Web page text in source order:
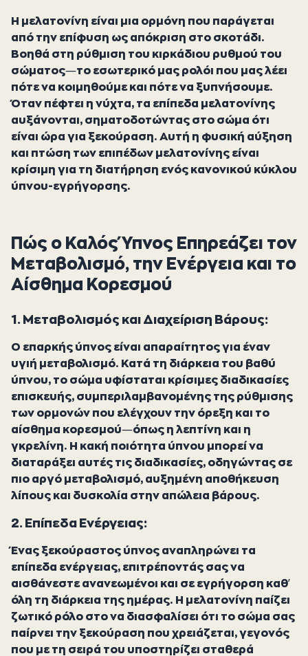
Η μελατονίνη είναι μια ορμόνη που παράγεται
από την επίφυση ως απόκριση στο σκοτάδι.
Βοηθά στη ρύθμιση του κιρκάδιου ρυθμού του
σώματος—το εσωτερικό μας ρολόι που μας λέει
πότε να κοιμηθούμε και πότε να ξυπνήσουμε.
Όταν πέφτει η νύχτα, τα επίπεδα μελατονίνης
αυξάνονται, σηματοδοτώντας στο σώμα ότι
είναι ώρα για ξεκούραση. Αυτή η φυσική αύξηση
και πτώση των επιπέδων μελατονίνης είναι
κρίσιμη για τη διατήρηση ενός κανονικού κύκλου
ύπνου-εγρήγορσης.
Πώς ο Καλός Ύπνος Επηρεάζει τον
Μεταβολισμό, την Ενέργεια και το
Αίσθημα Κορεσμού
1. Μεταβολισμός και Διαχείριση Βάρους:
Ο επαρκής ύπνος είναι απαραίτητος για έναν
υγιή μεταβολισμό. Κατά τη διάρκεια του βαθύ
ύπνου, το σώμα υφίσταται κρίσιμες διαδικασίες
επισκευής, συμπεριλαμβανομένης της ρύθμισης
των ορμονών που ελέγχουν την όρεξη και το
αίσθημα κορεσμού—όπως η λεπτίνη και η
γκρελίνη. Η κακή ποιότητα ύπνου μπορεί να
διαταράξει αυτές τις διαδικασίες, οδηγώντας σε
πιο αργό μεταβολισμό, αυξημένη αποθήκευση
λίπους και δυσκολία στην απώλεια βάρους.
2. Επίπεδα Ενέργειας:
Ένας ξεκούραστος ύπνος αναπληρώνει τα
επίπεδα ενέργειας, επιτρέποντάς σας να
αισθάνεστε ανανεωμένοι και σε εγρήγορση καθ’
όλη τη διάρκεια της ημέρας. Η μελατονίνη παίζει
ζωτικό ρόλο στο να διασφαλίσει ότι το σώμα σας
παίρνει την ξεκούραση που χρειάζεται, γεγονός
που με τη σειρά του υποστηρίζει σταθερά